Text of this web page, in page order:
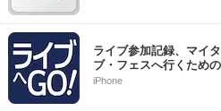
ライブ参加記録、マイ
ブ・フェスへ行くため
iPhone